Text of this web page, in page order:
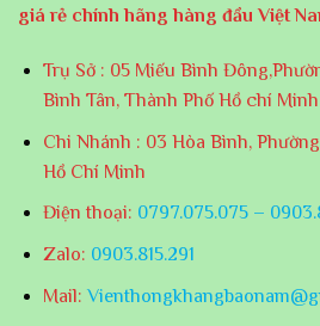
giá rẻ chính hãng hàng đầu Việt
Trụ Sở : 05 Miếu Bình
Bình Tân, Thành Phố Hồ chí Minh
Chi Nhánh : 03 Hòa Bình,
Hồ Chí Minh
Điện thoại: 0797.075.075 –
Zalo: 0903.815.291
Mail: